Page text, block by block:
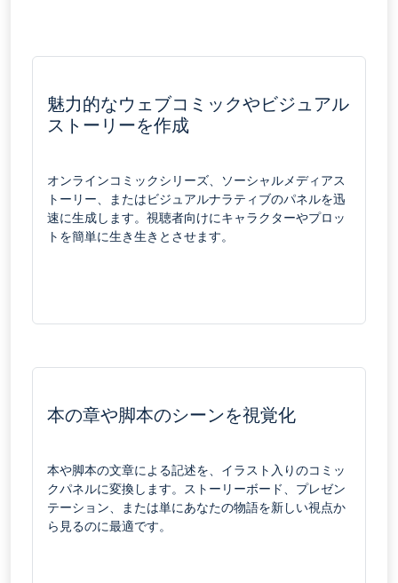
魅力的なウェブコミックやビジュアル
ストーリーを作成
オンラインコミックシリーズ、ソーシャルメディアス
トーリー、またはビジュアルナラティブのパネルを迅
速に生成します。視聴者向けにキャラクターやプロッ
トを簡単に生き生きとさせます。
本の章や脚本のシーンを視覚化
本や脚本の文章による記述を、イラスト入りのコミッ
クパネルに変換します。ストーリーボード、プレゼン
テーション、または単にあなたの物語を新しい視点か
ら見るのに最適です。